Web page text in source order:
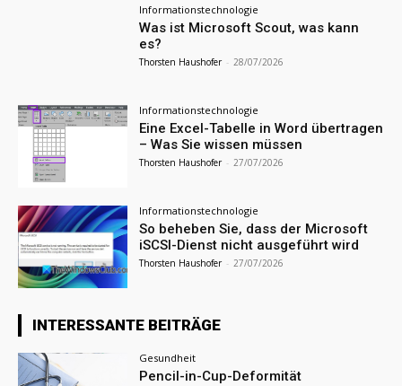
Informationstechnologie
Was ist Microsoft Scout, was kann
es?
Thorsten Haushofer - 28/07/2026
Informationstechnologie
Eine Excel-Tabelle in Word übertragen
– Was Sie wissen müssen
Thorsten Haushofer - 27/07/2026
Informationstechnologie
So beheben Sie, dass der Microsoft
iSCSI-Dienst nicht ausgeführt wird
Thorsten Haushofer - 27/07/2026
INTERESSANTE BEITRÄGE
Gesundheit
Pencil-in-Cup-Deformität